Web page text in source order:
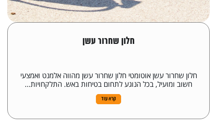
חלון שחרור עשן
חלון שחרור עשן אוטומטי חלון שחרור עשן מהווה אלמנט ואמצעי
חשוב ומועיל, בכל הנוגע לתחום בטיחות באש. התלקחויות...
קרא עוד